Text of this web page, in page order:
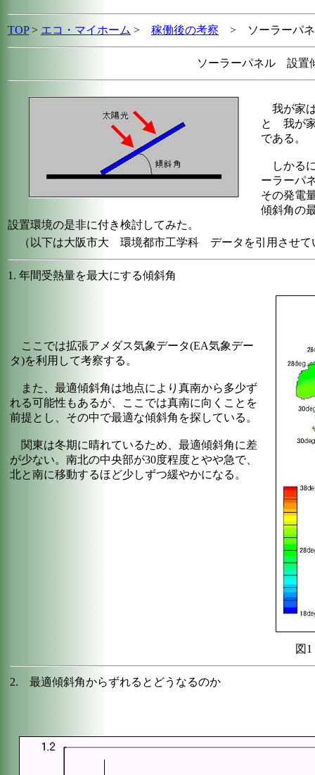
TOP> エコ・マイホーム > 稼働後の考察 > ソーラーパネ
ソーラーパネル 設置
我が家
と 我が家
である。
しかる
ーラーパ
その発電
傾斜角の
設置環境の是非に付き検討してみた。
（以下は大阪市大 環境都市工学科 データを引用させて
1. 年間受熱量を最大にする傾斜角
ここでは拡張アメダス気象データ(EA気象デー
タ)を利用して考察する。
また、最適傾斜角は地点により真南から多少ず
れる可能性もあるが、ここでは真南に向くことを
前提とし、その中で最適な傾斜角を探している。
関東は冬期に晴れているため、最適傾斜角に差
が少ない。南北の中央部が30度程度とやや急で、
北と南に移動するほど少しずつ緩やかになる。
図
2. 最適傾斜角からずれるとどうなるのか